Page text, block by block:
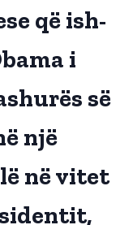
që ish-
i
së
një
në vitet